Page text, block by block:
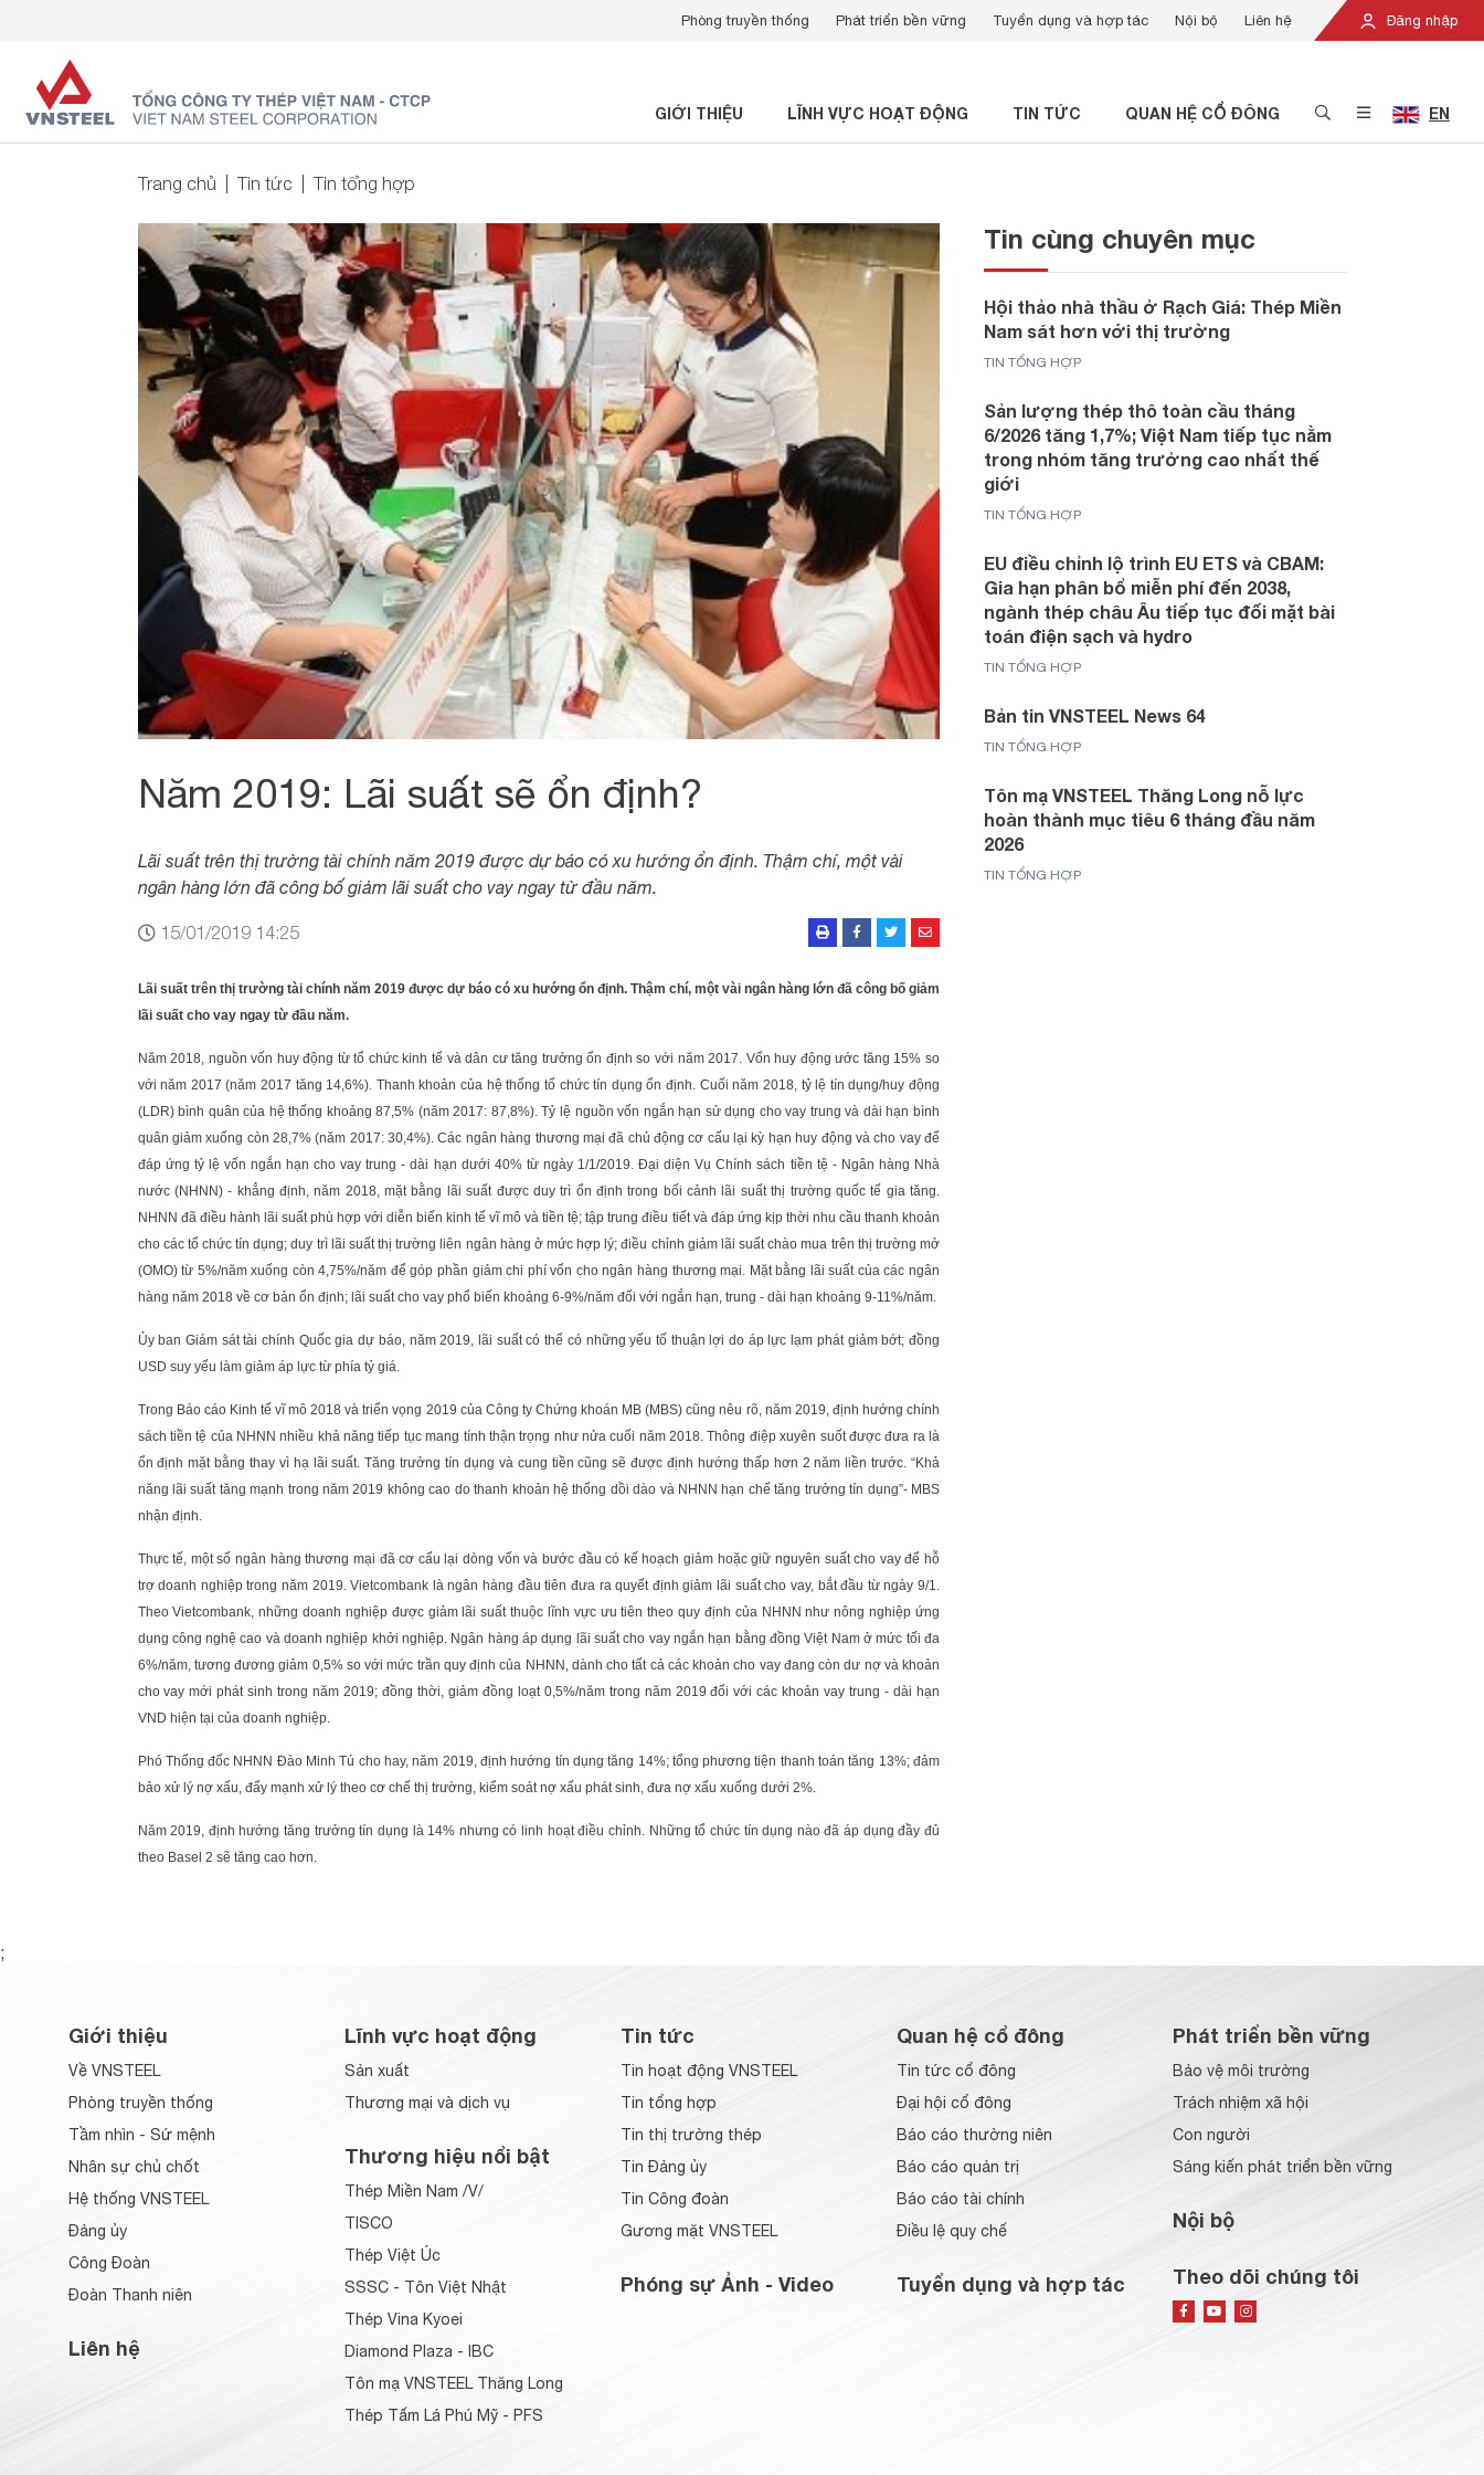
Đăng nhập
Phòng truyền thống Phát triển bền vững Tuyển dụng và hợp tác Nội bộ Liên hệ
GIỚI THIỆU LĨNH VỰC HOẠT ĐỘNG TIN TỨC QUAN HỆ CỔ ĐÔNG EN
Trang chủ Tin tức Tin tổng hợp
Năm 2019: Lãi suất sẽ ổn định?
Lãi suất trên thị trường tài chính năm 2019 được dự báo có xu hướng ổn định. Thậm chí, một vài
ngân hàng lớn đã công bố giảm lãi suất cho vay ngay từ đầu năm.
15/01/2019 14:25
Lãi suất trên thị trường tài chính năm 2019 được dự báo có xu hướng ổn định. Thậm chí, một vài ngân hàng lớn đã công bố giảm
lãi suất cho vay ngay từ đầu năm.
Năm 2018, nguồn vốn huy động từ tổ chức kinh tế và dân cư tăng trưởng ổn định so với năm 2017. Vốn huy động ước tăng 15% so
với năm 2017 (năm 2017 tăng 14,6%). Thanh khoản của hệ thống tổ chức tín dụng ổn định. Cuối năm 2018, tỷ lệ tín dụng/huy động
(LDR) bình quân của hệ thống khoảng 87,5% (năm 2017: 87,8%). Tỷ lệ nguồn vốn ngắn hạn sử dụng cho vay trung và dài hạn bình
quân giảm xuống còn 28,7% (năm 2017: 30,4%). Các ngân hàng thương mại đã chủ động cơ cấu lại kỳ hạn huy động và cho vay để
đáp ứng tỷ lệ vốn ngắn hạn cho vay trung - dài hạn dưới 40% từ ngày 1/1/2019. Đại diện Vụ Chính sách tiền tệ - Ngân hàng Nhà
nước (NHNN) - khẳng định, năm 2018, mặt bằng lãi suất được duy trì ổn định trong bối cảnh lãi suất thị trường quốc tế gia tăng.
NHNN đã điều hành lãi suất phù hợp với diễn biến kinh tế vĩ mô và tiền tệ; tập trung điều tiết và đáp ứng kịp thời nhu cầu thanh khoản
cho các tổ chức tín dụng; duy trì lãi suất thị trường liên ngân hàng ở mức hợp lý; điều chỉnh giảm lãi suất chào mua trên thị trường mở
(OMO) từ 5%/năm xuống còn 4,75%/năm để góp phần giảm chi phí vốn cho ngân hàng thương mại. Mặt bằng lãi suất của các ngân
hàng năm 2018 về cơ bản ổn định; lãi suất cho vay phổ biến khoảng 6-9%/năm đối với ngắn hạn, trung - dài hạn khoảng 9-11%/năm.
Ủy ban Giám sát tài chính Quốc gia dự báo, năm 2019, lãi suất có thể có những yếu tố thuận lợi do áp lực lạm phát giảm bớt; đồng
USD suy yếu làm giảm áp lực từ phía tỷ giá.
Trong Báo cáo Kinh tế vĩ mô 2018 và triển vọng 2019 của Công ty Chứng khoán MB (MBS) cũng nêu rõ, năm 2019, định hướng chính
sách tiền tệ của NHNN nhiều khả năng tiếp tục mang tính thận trọng như nửa cuối năm 2018. Thông điệp xuyên suốt được đưa ra là
ổn định mặt bằng thay vì hạ lãi suất. Tăng trưởng tín dụng và cung tiền cũng sẽ được định hướng thấp hơn 2 năm liền trước. “Khả
năng lãi suất tăng mạnh trong năm 2019 không cao do thanh khoản hệ thống dồi dào và NHNN hạn chế tăng trưởng tín dụng”- MBS
nhận định.
Thực tế, một số ngân hàng thương mại đã cơ cấu lại dòng vốn và bước đầu có kế hoạch giảm hoặc giữ nguyên suất cho vay để hỗ
trợ doanh nghiệp trong năm 2019. Vietcombank là ngân hàng đầu tiên đưa ra quyết định giảm lãi suất cho vay, bắt đầu từ ngày 9/1.
Theo Vietcombank, những doanh nghiệp được giảm lãi suất thuộc lĩnh vực ưu tiên theo quy định của NHNN như nông nghiệp ứng
dụng công nghệ cao và doanh nghiệp khởi nghiệp. Ngân hàng áp dụng lãi suất cho vay ngắn hạn bằng đồng Việt Nam ở mức tối đa
6%/năm, tương đương giảm 0,5% so với mức trần quy định của NHNN, dành cho tất cả các khoản cho vay đang còn dư nợ và khoản
cho vay mới phát sinh trong năm 2019; đồng thời, giảm đồng loạt 0,5%/năm trong năm 2019 đối với các khoản vay trung - dài hạn
VND hiện tại của doanh nghiệp.
Phó Thống đốc NHNN Đào Minh Tú cho hay, năm 2019, định hướng tín dụng tăng 14%; tổng phương tiện thanh toán tăng 13%; đảm
bảo xử lý nợ xấu, đẩy mạnh xử lý theo cơ chế thị trường, kiểm soát nợ xấu phát sinh, đưa nợ xấu xuống dưới 2%.
Năm 2019, định hướng tăng trưởng tín dụng là 14% nhưng có linh hoạt điều chỉnh. Những tổ chức tín dụng nào đã áp dụng đầy đủ
theo Basel 2 sẽ tăng cao hơn.
Tin cùng chuyên mục
Hội thảo nhà thầu ở Rạch Giá: Thép Miền
Nam sát hơn với thị trường
TIN TỔNG HỢP
Sản lượng thép thô toàn cầu tháng
6/2026 tăng 1,7%; Việt Nam tiếp tục nằm
trong nhóm tăng trưởng cao nhất thế
giới
TIN TỔNG HỢP
EU điều chỉnh lộ trình EU ETS và CBAM:
Gia hạn phân bổ miễn phí đến 2038,
ngành thép châu Âu tiếp tục đối mặt bài
toán điện sạch và hydro
TIN TỔNG HỢP
Bản tin VNSTEEL News 64
TIN TỔNG HỢP
Tôn mạ VNSTEEL Thăng Long nỗ lực
hoàn thành mục tiêu 6 tháng đầu năm
2026
TIN TỔNG HỢP
;
Giới thiệu
Về VNSTEEL
Phòng truyền thống
Tầm nhìn - Sứ mệnh
Nhân sự chủ chốt
Hệ thống VNSTEEL
Đảng ủy
Công Đoàn
Đoàn Thanh niên
Liên hệ
Lĩnh vực hoạt động
Sản xuất
Thương mại và dịch vụ
Thương hiệu nổi bật
Thép Miền Nam /V/
TISCO
Thép Việt Úc
SSSC - Tôn Việt Nhật
Thép Vina Kyoei
Diamond Plaza - IBC
Tôn mạ VNSTEEL Thăng Long
Thép Tấm Lá Phú Mỹ - PFS
Tin tức
Tin hoạt động VNSTEEL
Tin tổng hợp
Tin thị trường thép
Tin Đảng ủy
Tin Công đoàn
Gương mặt VNSTEEL
Phóng sự Ảnh - Video
Quan hệ cổ đông
Tin tức cổ đông
Đại hội cổ đông
Báo cáo thường niên
Báo cáo quản trị
Báo cáo tài chính
Điều lệ quy chế
Tuyển dụng và hợp tác
Phát triển bền vững
Bảo vệ môi trường
Trách nhiệm xã hội
Con người
Sáng kiến phát triển bền vững
Nội bộ
Theo dõi chúng tôi